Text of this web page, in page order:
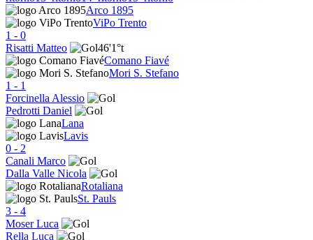
Arco 1895
ViPo Trento
1 - 0
Risatti Matteo
46'1°t
Comano Fiavé
Mori S. Stefano
1 - 1
Forcinella Alessio
Pedrotti Daniel
Lana
Lavis
0 - 2
Canali Marco
Dalla Valle Nicola
Rotaliana
St. Pauls
3 - 4
Moser Luca
Rella Luca